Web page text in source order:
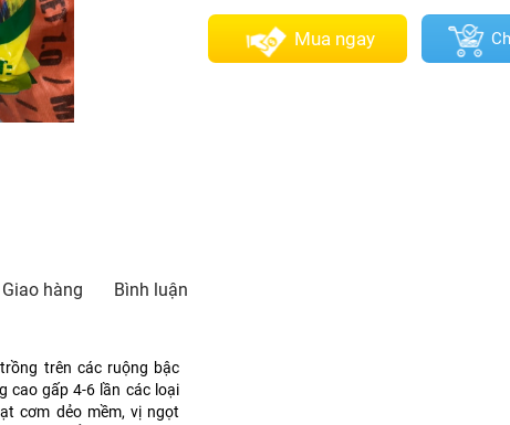
Mua ngay
Giao hàng Bình luận
trên các ruộng bậc
cao gấp 4-6 lần các loại
cơm dẻo mềm, vị ngọt